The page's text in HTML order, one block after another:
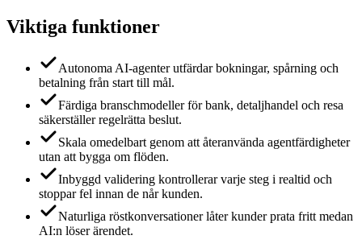
Viktiga funktioner
Autonoma AI-agenter utfärdar bokningar, spårning och
betalning från start till mål.
Färdiga branschmodeller för bank, detaljhandel och resa
säkerställer regelrätta beslut.
Skala omedelbart genom att återanvända agentfärdigheter
utan att bygga om flöden.
Inbyggd validering kontrollerar varje steg i realtid och
stoppar fel innan de når kunden.
Naturliga röstkonversationer låter kunder prata fritt medan
AI:n löser ärendet.